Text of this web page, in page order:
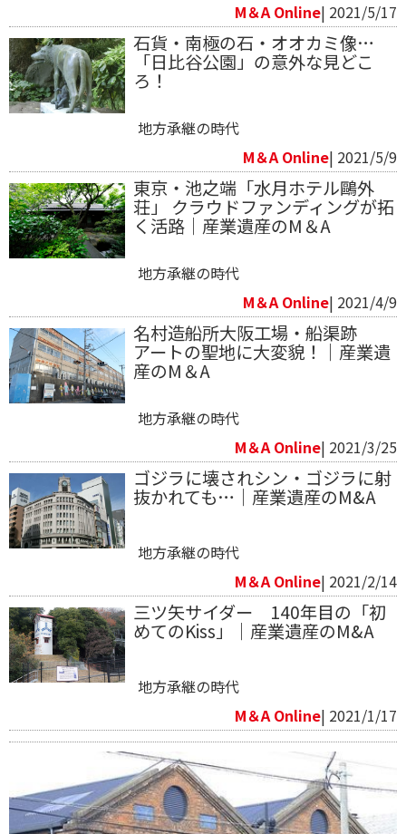
M＆A Online| 2021/5/17
石貨・南極の石・オオカミ像…
「日比谷公園」の意外な見どこ
ろ！
地方承継の時代
M＆A Online| 2021/5/9
東京・池之端「水月ホテル鷗外
荘」 クラウドファンディングが拓
く活路｜産業遺産のM＆A
地方承継の時代
M＆A Online| 2021/4/9
名村造船所大阪工場・船渠跡
アートの聖地に大変貌！｜産業遺
産のM＆A
地方承継の時代
M＆A Online| 2021/3/25
ゴジラに壊されシン・ゴジラに射
抜かれても…｜産業遺産のM&A
地方承継の時代
M＆A Online| 2021/2/14
三ツ矢サイダー 140年目の「初
めてのKiss」｜産業遺産のM&A
地方承継の時代
M＆A Online| 2021/1/17